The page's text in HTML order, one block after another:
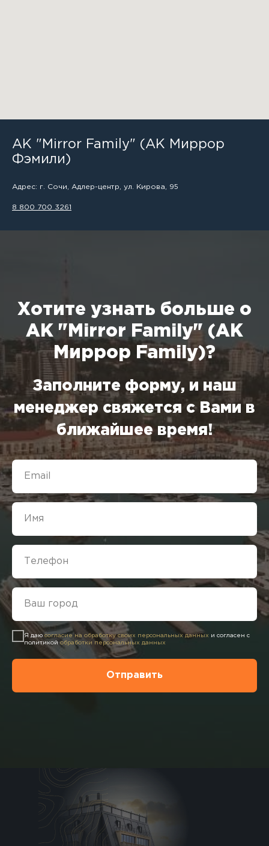
АК "Mirror Family" (АК Миррор
Фэмили)
Адрес: г. Сочи, Адлер-центр, ул. Кирова, 95
8 800 700 3261
Хотите узнать больше о
АК "Mirror Family" (АК
Миррор Family)?
Заполните форму, и наш
менеджер свяжется с Вами в
ближайшее время!
Я даю согласие на обработку своих персональных данных и согласен с
политикой обработки персональных данных
Отправить